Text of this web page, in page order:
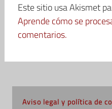
Este sitio usa Akismet
Aprende cómo se
comentarios.
Aviso legal y política de